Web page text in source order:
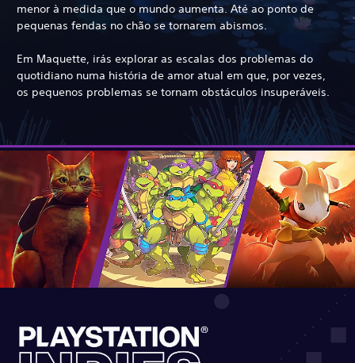
menor à medida que o mundo aumenta. Até ao ponto de
pequenas fendas no chão se tornarem abismos.
Em Maquette, irás explorar as escalas dos problemas do
quotidiano numa história de amor atual em que, por vezes,
os pequenos problemas se tornam obstáculos insuperáveis.